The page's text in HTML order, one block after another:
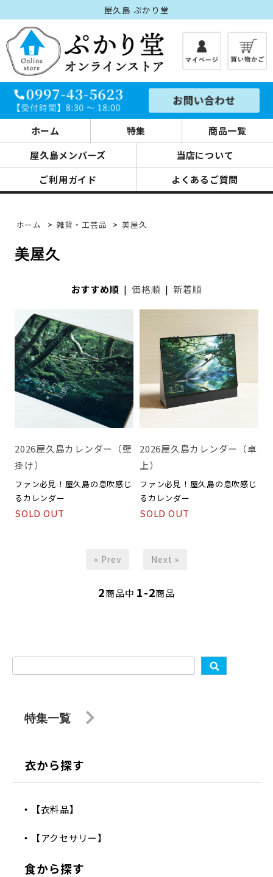
屋久島 ぷかり堂
ホーム 特集
商品一覧
屋久島メンバーズ
当店について
ご利用ガイド
よくあるご質問
ホーム > 雑貨・工芸品 > 美屋久
美屋久
おすすめ順 |価格順 | 新着順
2026屋久島カレンダー（壁
掛け）
ファン必見！屋久島の息吹感じ
るカレンダー
SOLD OUT
2026屋久島カレンダー（卓
上）
ファン必見！屋久島の息吹感じ
るカレンダー
SOLD OUT
« Prev Next »
2商品中 1-2商品
特集一覧
衣から探す
【衣料品】
【アクセサリー】
食から探す